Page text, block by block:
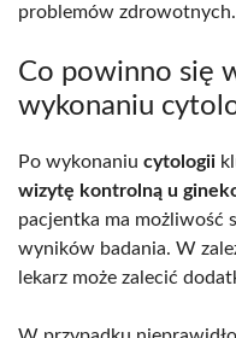
problemów zdrowotnych.
Co powinno się
wykonaniu
Po wykonaniu cytologii
wizytę kontrolną u
pacjentka ma możliwość
wyników badania. W
lekarz może zalecić